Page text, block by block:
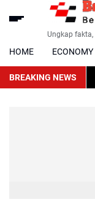
Ungkap
HOME ECONOMY
BREAKING NEWS